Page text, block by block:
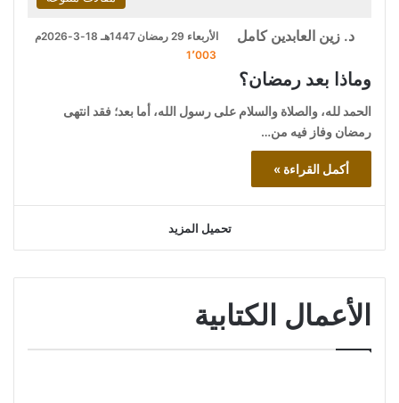
د. زين العابدين كامل
الأربعاء 29 رمضان 1447هـ 18-3-2026م
1٬003
وماذا بعد رمضان؟
الحمد لله، والصلاة والسلام على رسول الله، أما بعد؛ فقد انتهى
رمضان وفاز فيه من…
أكمل القراءة »
تحميل المزيد
الأعمال الكتابية